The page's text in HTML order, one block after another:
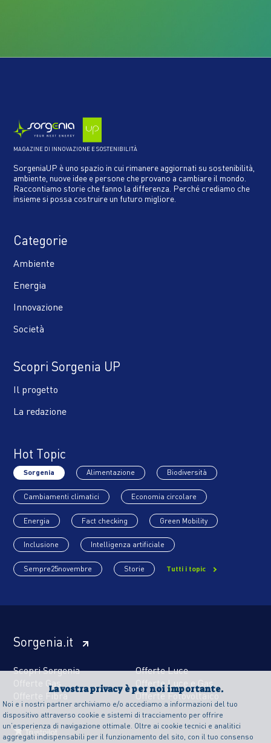
La vostra privacy è per noi importante.
Noi e i nostri partner archiviamo e/o accediamo a informazioni del tuo
dispositivo attraverso cookie e sistemi di tracciamento per offrire
un’esperienza di navigazione ottimale. Oltre ai cookie tecnici e analitici
aggregati indispensabili per il funzionamento del sito, con il tuo consenso
MAGAZINE DI INNOVAZIONE E SOSTENIBILITÀ
SorgeniaUP è uno spazio in cui rimanere aggiornati su sostenibilità,
ambiente, nuove idee e persone che provano a cambiare il mondo.
Raccontiamo storie che fanno la differenza. Perché crediamo che
insieme si possa costruire un futuro migliore.
Categorie
Ambiente
Energia
Innovazione
Società
Scopri Sorgenia UP
Il progetto
La redazione
Hot Topic
Sorgenia Alimentazione Biodiversità
Cambiamenti climatici Economia circolare
Energia Fact checking Green Mobility
Inclusione Intelligenza artificiale
Sempre25novembre Storie Tutti i topic
Sorgenia.it
Scopri Sorgenia
Offerte Luce
Offerte Gas
Offerte Luce e Gas
Offerte Fibra
Offerte Fotovoltaico